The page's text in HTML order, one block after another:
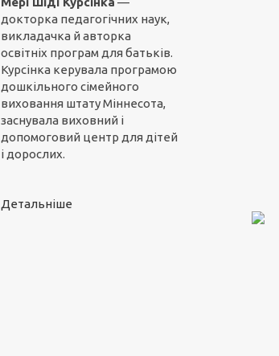
докторка педагогічних наук,
викладачка й авторка
освітніх програм для батьків.
Курсінка керувала програмою
дошкільного сімейного
виховання штату Міннесота,
заснувала виховний і
допомоговий центр для дітей
і дорослих.
Детальніше